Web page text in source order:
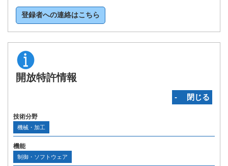
登録者への連絡はこちら
開放特許情報
‐ 閉じる
技術分野
機械・加工
機能
制御・ソフトウェア